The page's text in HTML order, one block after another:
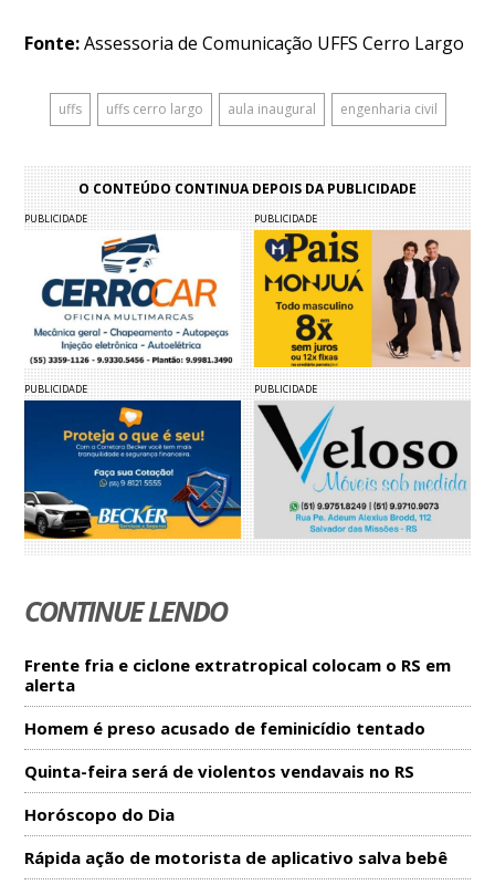
Fonte:Assessoria de Comunicação UFFS Cerro Largo
uffs uffs cerro largo aula inaugural engenharia civil
O CONTEÚDO CONTINUA DEPOIS DA PUBLICIDADE
PUBLICIDADE PUBLICIDADE
PUBLICIDADE PUBLICIDADE
CONTINUE LENDO
Frente fria e ciclone extratropical colocam o RS em
alerta
Homem é preso acusado de feminicídio tentado
Quinta-feira será de violentos vendavais no RS
Horóscopo do Dia
Rápida ação de motorista de aplicativo salva bebê